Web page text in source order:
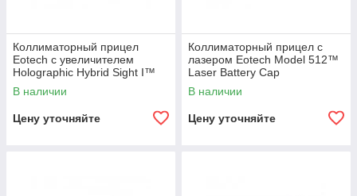
Коллиматорный прицел
Eotech с увеличителем
Holographic Hybrid Sight I™
EXPS3-4 with G33.STS
Magnifier
В наличии
Цену уточняйте
Коллиматорный прицел с
лазером Eotech Model 512™
Laser Battery Cap
В наличии
Цену уточняйте